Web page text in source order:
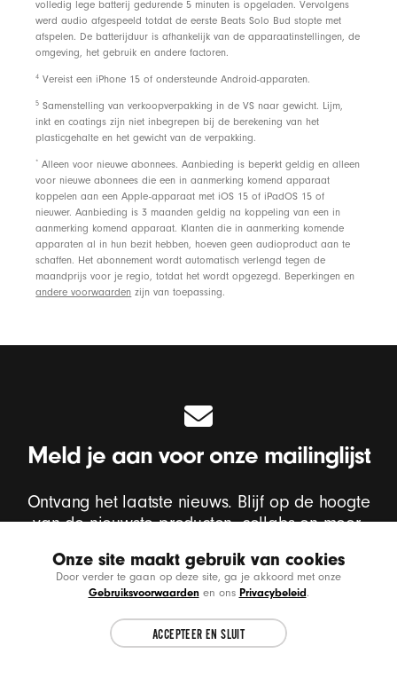
volledig lege batterij gedurende 5 minuten is opgeladen. Vervolgens
werd audio afgespeeld totdat de eerste Beats Solo Bud stopte met
afspelen. De batterijduur is afhankelijk van de apparaatinstellingen, de
omgeving, het gebruik en andere factoren.
footnote
4 Vereist een iPhone 15 of ondersteunde Android-apparaten.
footnote
5 Samenstelling van verkoopverpakking in de VS naar gewicht. Lijm,
inkt en coatings zijn niet inbegrepen bij de berekening van het
plasticgehalte en het gewicht van de verpakking.
footnote
* Alleen voor nieuwe abonnees. Aanbieding is beperkt geldig en alleen
voor nieuwe abonnees die een in aanmerking komend apparaat
koppelen aan een Apple-apparaat met iOS 15 of iPadOS 15 of
nieuwer. Aanbieding is 3 maanden geldig na koppeling van een in
aanmerking komend apparaat. Klanten die in aanmerking komende
apparaten al in hun bezit hebben, hoeven geen audioproduct aan te
schaffen. Het abonnement wordt automatisch verlengd tegen de
maandprijs voor je regio, totdat het wordt opgezegd. Beperkingen en
andere voorwaarden zijn van toepassing.
Meld je aan voor onze mailinglijst
Ontvang het laatste nieuws. Blijf op de hoogte
van de nieuwste producten, collabs en meer.
Voer je e-mailadres in*
Onze site maakt gebruik van cookies
Door verder te gaan op deze site, ga je akkoord met onze
Gebruiksvoorwaardenen ons Privacybeleid.
ACCEPTEER EN SLUIT
Choose another country or region to see
content specific to your location.